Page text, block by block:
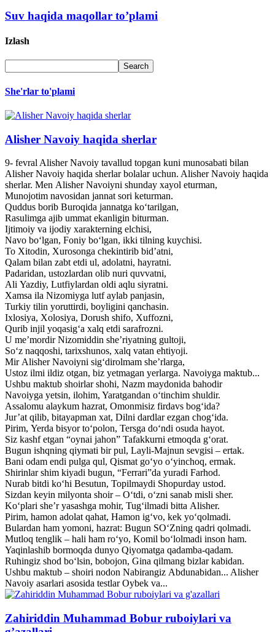
Suv haqida maqollar to’plami
Izlash
She'rlar to'plami
Alisher Navoiy haqida sherlar
9- fevral Alisher Navoiy tavallud topgan kuni munosabati bilan
Alisher Navoiy haqida sherlar bolalar uchun. Alisher Navoiy haqida
sherlar. Men Alisher Navoiyni shunday xayol eturman,
Munojotim navosidan jannat sori keturman.
Quddus borib Buroqida jannatga ko‘tarilgan,
Rasulimga ajib ummat ekanligin biturman.
Ijtimoiy va ijodiy xarakterning elchisi,
Navo bo‘lgan, Foniy bo‘lgan, ikki tilning kuychisi.
To Xitodin, Xurosonga chekintirib bid’atni,
Qalam bilan zabt etdi ul, adolatni, hayratni.
Padaridan, ustozlardan olib nuri quvvatni,
Ali Yazdiy, Lutfiylardan oldi aqlu siyratni.
Xamsa ila Nizomiyga lutf aylab panjasin,
Turkiy tilin yoruttirdi, boyligini qanchasin.
Ixlosiya, Xolosiya, Dorush shifo, Xuffozni,
Qurib injil yoqasig‘a xalq etdi sarafrozni.
U me’mordir Nizomiddin she’riyatning gultoji,
So‘z naqqoshi, tarixshunos, xalq vatan ehtiyoji.
Mir Alisher Navoiyni sig‘dirolmam she’rlarga,
Ustoz ilmi ildiz otgan, biz yetmagan yerlarga. Navoiyga maktub...
Ushbu maktub shoirlar shohi, Nazm maydonida bahodir
Navoiyga yetsin, ilohim, Yaratgandan o‘tinchim shuldir.
Assalomu alaykum hazrat, Omonmisiz firdavs bog‘ida?
Jur’at qilib, bitayapman xat, Dilni dardlar ezgan chog‘ida.
Pirim, Yerda bisyor to‘polon, Tersga do‘ndi osuda hayot.
Siz kashf etgan “oynai jahon” Tafakkurni etmoqda g‘orat.
Bugun ishqning qiymati bir pul, Layli-Majnun sevgisi – ertak.
Bani odam endi pulga qul, Qismat go‘yo o‘yinchoq, ermak.
Shirinlar shim kiyadi bugun, “Ferrari”da yuradi Farhod.
Nurab bitdi ko‘hi Besutun, Topilmaydi Shopurday ustod.
Sizdan keyin milyonta shoir – O‘tdi, o‘zni sanab misli sher.
Ko‘plari she’r yasashga mohir, Tug‘ilmadi bitta Alisher.
Pirim, hamon adolat qahat, Hamon ig‘vo, kek yo‘qolmadi.
Bulardan ham yomoni, hazrat: Bugun SO‘Zning qadri qolmadi.
Mutloq tenglik – hali ham ro‘yo, Komil bo‘lolmadi inson ham.
Yaqinlashib bormoqda dunyo Qiyomatga qadamba-qadam.
Ruhingiz shod bo‘lsin, bobojon, Gina qilmang bizlar kabidan.
Ushbu maktub – shoiri nodon Nabirangiz Abdunabidan... Alisher
Navoiy asarlari asosida testlar Oybek va...
Zahiriddin Muhammad Bobur ruboiylari va